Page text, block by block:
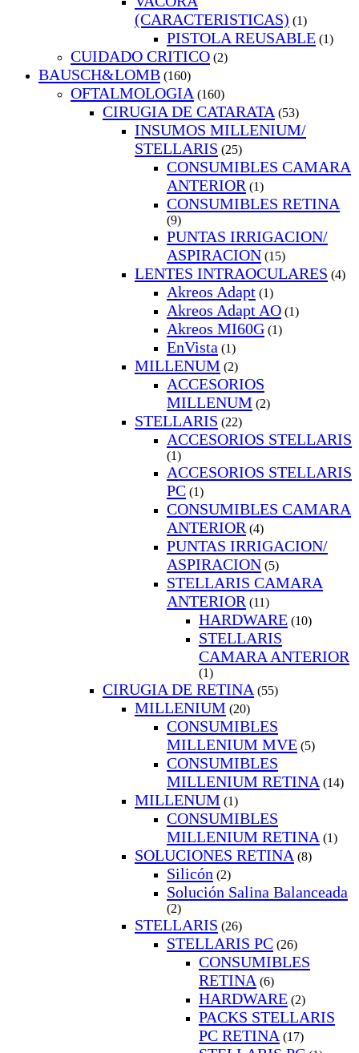
(CARACTERISTICAS) (1)
PISTOLA REUSABLE (1)
CUIDADO CRITICO (2)
BAUSCH&LOMB (160)
OFTALMOLOGIA (160)
CIRUGIA DE CATARATA (53)
INSUMOS MILLENIUM/
STELLARIS (25)
CONSUMIBLES CAMARA
ANTERIOR (1)
CONSUMIBLES RETINA
(9)
PUNTAS IRRIGACION/
ASPIRACION (15)
LENTES INTRAOCULARES (4)
Akreos Adapt (1)
Akreos Adapt AO (1)
Akreos MI60G (1)
EnVista (1)
MILLENUM (2)
ACCESORIOS
MILLENUM (2)
STELLARIS (22)
ACCESORIOS STELLARIS
(1)
ACCESORIOS STELLARIS
PC (1)
CONSUMIBLES CAMARA
ANTERIOR (4)
PUNTAS IRRIGACION/
ASPIRACION (5)
STELLARIS CAMARA
ANTERIOR (11)
HARDWARE (10)
STELLARIS
CAMARA ANTERIOR
(1)
CIRUGIA DE RETINA (55)
MILLENIUM (20)
CONSUMIBLES
MILLENIUM MVE (5)
CONSUMIBLES
MILLENIUM RETINA (14)
MILLENUM (1)
CONSUMIBLES
MILLENIUM RETINA (1)
SOLUCIONES RETINA (8)
Silicón (2)
Solución Salina Balanceada
(2)
STELLARIS (26)
STELLARIS PC (26)
CONSUMIBLES
RETINA (6)
HARDWARE (2)
PACKS STELLARIS
PC RETINA (17)